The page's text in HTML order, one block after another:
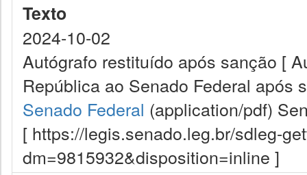
Texto
2024-10-02
Autógrafo restituído após sanção [
República ao Senado Federal após
Senado Federal (application/pdf)
[ https://legis.senado.leg.br/sdleg-
dm=9815932&disposition=inline ]